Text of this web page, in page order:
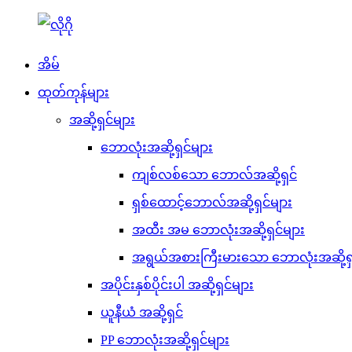
အိမ်
ထုတ်ကုန်များ
အဆို့ရှင်များ
ဘောလုံးအဆို့ရှင်များ
ကျစ်လစ်သော ဘောလ်အဆို့ရှင်
ရှစ်ထောင့်ဘောလ်အဆို့ရှင်များ
အထီး အမ ဘောလုံးအဆို့ရှင်များ
အရွယ်အစားကြီးမားသော ဘောလုံးအဆို့
အပိုင်းနှစ်ပိုင်းပါ အဆို့ရှင်များ
ယူနီယံ အဆို့ရှင်
PP ဘောလုံးအဆို့ရှင်များ